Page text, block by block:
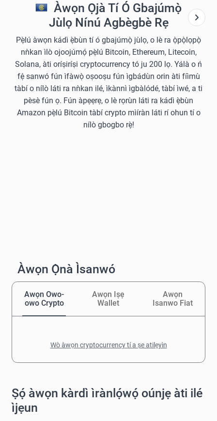
Àwọn Ọjà Tí Ó Gbajúmọ̀
Jùlọ Nínú Agbègbè Rẹ
Pẹ̀lú àwọn kádì ẹ̀bùn tí ó gbajúmọ̀ jùlọ, o lè ra ọ̀pọ̀lọpọ̀
nǹkan ìlò ojoojúmọ́ pẹ̀lú Bitcoin, Ethereum, Litecoin,
Solana, àti oríṣiríṣi cryptocurrency tó ju 200 lọ. Yálà o ń
fẹ́ sanwó fún ìfàwọ̀ oṣooṣu fún ìgbádùn orin àti fíìmù
tàbí o nílò láti ra nǹkan ilé, ìkànnì ìgbàlódé, tàbí ìwé, a ti
pèsè fún ọ. Fún àpẹẹrẹ, o lè rọrùn láti ra kádì ẹ̀bùn
Amazon pẹ̀lú Bitcoin tàbí crypto mìíràn láti rí ohun tí o
nílò gbogbo rẹ̀!
Àwọn Ọ̀nà Ìsanwó
Awọn Owo-
owo Crypto
Awọn Iṣẹ
Wallet
Awọn
Isanwo Fiat
Wò àwọn cryptocurrency tí a ṣe atilẹyìn
Ṣọ́ àwọn kàrdì ìrànlọ́wọ́ oúnjẹ àti ilé
ìjẹun